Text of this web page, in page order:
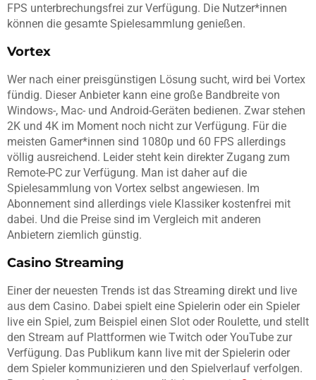
FPS unterbrechungsfrei zur Verfügung. Die Nutzer*innen
können die gesamte Spielesammlung genießen.
Vortex
Wer nach einer preisgünstigen Lösung sucht, wird bei Vortex
fündig. Dieser Anbieter kann eine große Bandbreite von
Windows-, Mac- und Android-Geräten bedienen. Zwar stehen
2K und 4K im Moment noch nicht zur Verfügung. Für die
meisten Gamer*innen sind 1080p und 60 FPS allerdings
völlig ausreichend. Leider steht kein direkter Zugang zum
Remote-PC zur Verfügung. Man ist daher auf die
Spielesammlung von Vortex selbst angewiesen. Im
Abonnement sind allerdings viele Klassiker kostenfrei mit
dabei. Und die Preise sind im Vergleich mit anderen
Anbietern ziemlich günstig.
Casino Streaming
Einer der neuesten Trends ist das Streaming direkt und live
aus dem Casino. Dabei spielt eine Spielerin oder ein Spieler
live ein Spiel, zum Beispiel einen Slot oder Roulette, und stellt
den Stream auf Plattformen wie Twitch oder YouTube zur
Verfügung. Das Publikum kann live mit der Spielerin oder
dem Spieler kommunizieren und den Spielverlauf verfolgen.